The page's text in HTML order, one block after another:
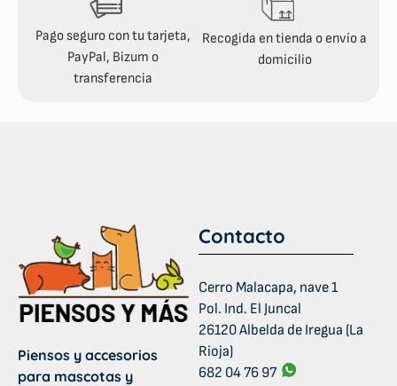
Pago seguro con tu tarjeta,
PayPal, Bizum o
transferencia
Recogida en tienda o envío a
domicilio
Piensos y accesorios
para mascotas y
Contacto
Cerro Malacapa, nave 1
Pol. Ind. El Juncal
26120 Albelda de Iregua (La
Rioja)
682 04 76 97